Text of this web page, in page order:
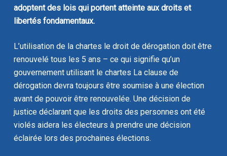
adoptent des lois qui portent atteinte aux droits et
libertés fondamentaux.
L’utilisation de la chartes le droit de dérogation doit être
renouvelé tous les 5 ans – ce qui signifie qu’un
gouvernement utilisant le chartes La clause de
dérogation devra toujours être soumise à une élection
avant de pouvoir être renouvelée. Une décision de
justice déclarant que les droits des personnes ont été
violés aidera les électeurs à prendre une décision
éclairée lors des prochaines élections.